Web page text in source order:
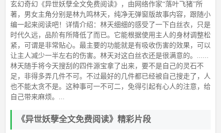
玄幻奇幻《异世妖孽全文免费阅读》，由网络作家“落叶飞猪”所
著，男女主角分别是林九鸣林天，纯净无弹窗版故事内容，跟随小
编一起来阅读吧！详情介绍：林天细细的感受了一下白丝衣，只是
时代久远，品阶有所降低了而已。它能根据使用主人的身材调整松
紧，可谓是非常贴心。最主要的功能就是有吸收伤害的效果，可以
让主人减少一半左右的伤害。林天对这白丝衣还是很满意的。......
林天随手将今天搜刮的四件源宝拿了出来，要不是自己的灵石不
足，非得多弄几件不可。不过最好的几件都已经被自己搜走了，人
也不能太贪不是。这种事可一不可二，免得引起有心人的注意，给
自己带来麻烦。...
《异世妖孽全文免费阅读》精彩片段